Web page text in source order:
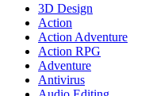
3D Design
Action
Action Adventure
Action RPG
Adventure
Antivirus